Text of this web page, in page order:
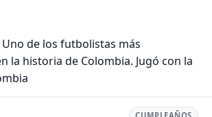
Uno de los futbolistas más
la historia de Colombia. Jugó con la